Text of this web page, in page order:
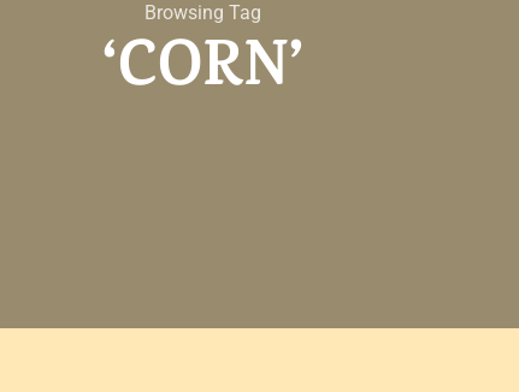
Browsing Tag
‘CORN’